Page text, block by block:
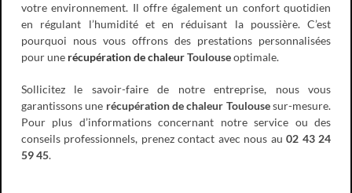
votre environnement. Il offre également un confort quotidien
en régulant l’humidité et en réduisant la poussière. C’est
pourquoi nous vous offrons des prestations personnalisées
pour une récupération de chaleurToulouseoptimale.
Sollicitez le savoir-faire de notre entreprise, nous vous
garantissons une récupération de chaleur Toulousesur-mesure.
Pour plus d’informations concernant notre service ou des
conseils professionnels, prenez contact avec nous au02 43 24
59 45.